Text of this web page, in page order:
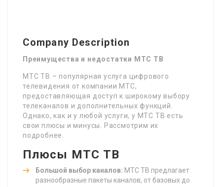
Company Description
Преимущества и недостатки МТС ТВ
МТС ТВ – популярная услуга цифрового
телевидения от компании МТС,
предоставляющая доступ к широкому выбору
телеканалов и дополнительных функций.
Однако, как и у любой услуги, у МТС ТВ есть
свои плюсы и минусы. Рассмотрим их
подробнее.
Плюсы МТС ТВ
Большой выбор каналов: МТС ТВ предлагает
разнообразные пакеты каналов, от базовых до